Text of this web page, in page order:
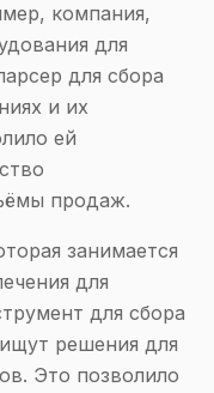
компания,
для
для сбора
и их
ей
продаж.
занимается
для
для сбора
решения для
Это позволило